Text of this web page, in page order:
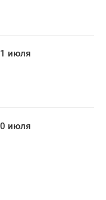
июля
июля